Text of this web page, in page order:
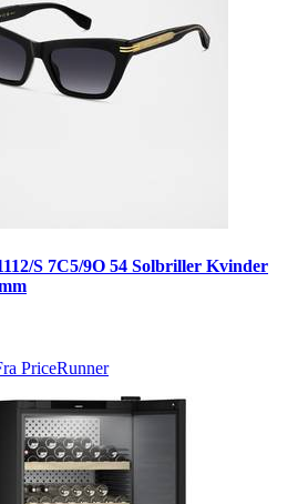
S 7C5/9O 54 Solbriller Kvinder
PriceRunner